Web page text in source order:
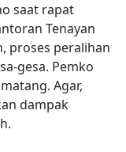
saat rapat
Tenayan
proses peralihan
gesa. Pemko
Agar,
dampak